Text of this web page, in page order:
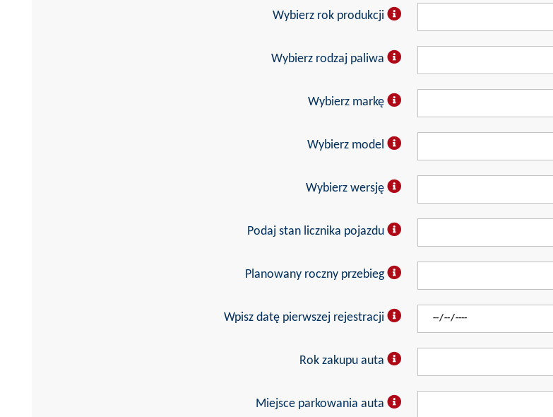
Wybierz rok produkcji
Wybierz rodzaj paliwa
Wybierz markę
Wybierz model
Wybierz wersję
Podaj stan licznika pojazdu
Planowany roczny przebieg
Wpisz datę pierwszej rejestracji
Rok zakupu auta
Miejsce parkowania auta